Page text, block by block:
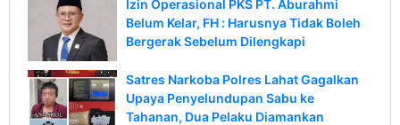
Izin Operasional PKS PT. Aburahmi
Belum Kelar, FH : Harusnya Tidak Boleh
Bergerak Sebelum Dilengkapi
Satres Narkoba Polres Lahat Gagalkan
Upaya Penyelundupan Sabu ke
Tahanan, Dua Pelaku Diamankan